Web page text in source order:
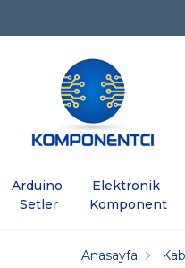
Arduino
Setler
Elektronik
Komponent
Anasayfa